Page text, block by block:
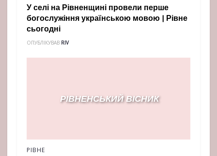
У селі на Рівненщині провели перше
богослужіння українською мовою | Рівне
сьогодні
ОПУБЛІКУВАВ RIV
РІВНЕ